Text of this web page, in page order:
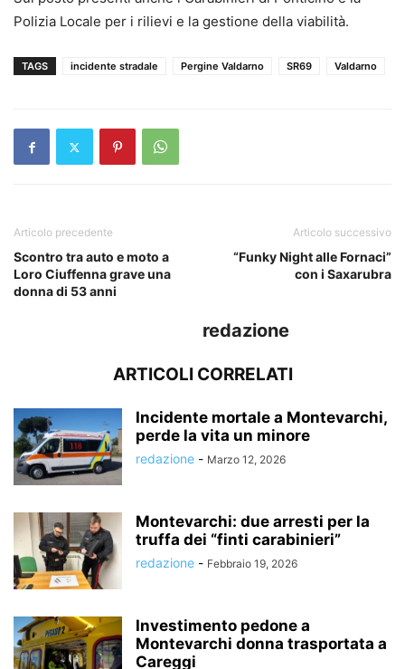
Polizia Locale per i rilievi e la gestione della viabilità.
TAGS incidente stradale Pergine Valdarno SR69 Valdarno
Articolo precedente
Scontro tra auto e moto a
Loro Ciuffenna grave una
donna di 53 anni
Articolo successivo
“Funky Night alle Fornaci”
con i Saxarubra
redazione
ARTICOLI CORRELATI
Incidente mortale a Montevarchi,
perde la vita un minore
redazione - Marzo 12, 2026
Montevarchi: due arresti per la
truffa dei “finti carabinieri”
redazione - Febbraio 19, 2026
Investimento pedone a
Montevarchi donna trasportata a
Careggi